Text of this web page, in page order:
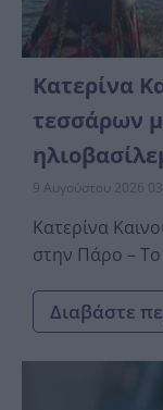
Κατερίνα
τεσσάρων
9 Αυγούστου 2026
Κατερίνα
στην Πάρο – Το
Διαβάστε